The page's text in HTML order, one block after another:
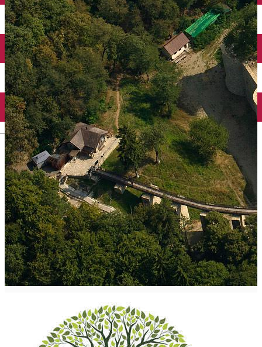
English
Mănăstirea Bistrița
Lacul Izvorul Muntelui
Casa memorială „Ion Creangă” din Humuleşti
Mănăstirea Secu
Lacul Cuejdel